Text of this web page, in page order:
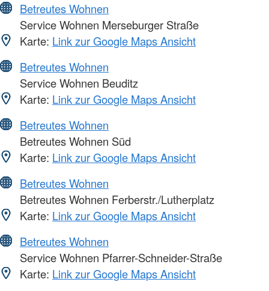
Betreutes Wohnen
Service Wohnen Merseburger Straße
Karte: Link zur Google Maps Ansicht
Betreutes Wohnen
Service Wohnen Beuditz
Karte: Link zur Google Maps Ansicht
Betreutes Wohnen
Betreutes Wohnen Süd
Karte: Link zur Google Maps Ansicht
Betreutes Wohnen
Betreutes Wohnen Ferberstr./Lutherplatz
Karte: Link zur Google Maps Ansicht
Betreutes Wohnen
Service Wohnen Pfarrer-Schneider-Straße
Karte: Link zur Google Maps Ansicht